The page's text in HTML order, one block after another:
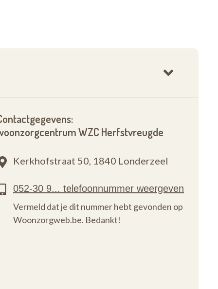
WZC Herfstvreugde
Kerkhofstraat 50, 1840 Londerzeel
Vermeld dat je dit nummer hebt gevonden op
Woonzorgweb.be. Bedankt!